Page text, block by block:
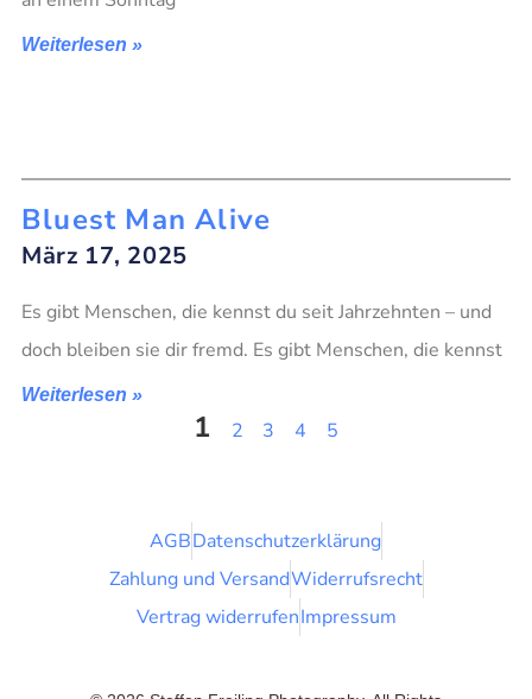
Weiterlesen »
Bluest Man Alive
März 17, 2025
Es gibt Menschen, die kennst du seit Jahrzehnten – und
doch bleiben sie dir fremd. Es gibt Menschen, die kennst
Weiterlesen »
1 2 3 4 5
AGBDatenschutzerklärung
Zahlung und VersandWiderrufsrecht
Vertrag widerrufenImpressum